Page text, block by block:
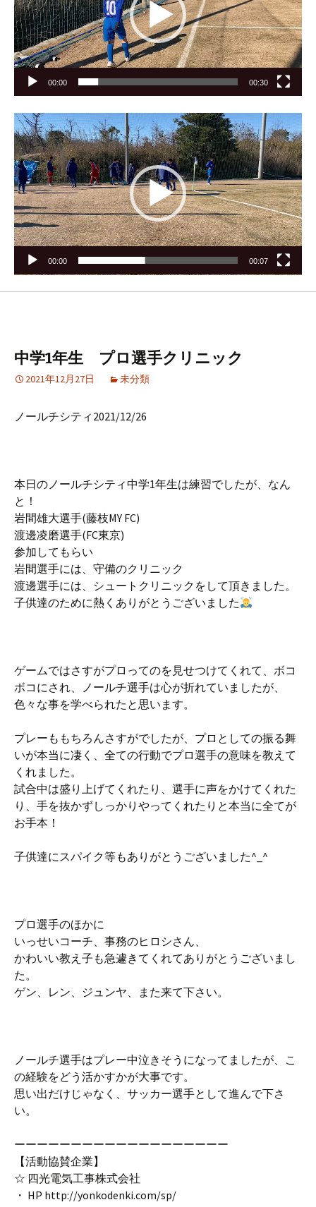
ー
ヤ
ー
00:00 00:30
動
画
プ
レ
ー
ヤ
ー
00:00 00:07
中学1年生 プロ選手クリニック
2021年12月27日 未分類
ノールチシティ2021/12/26
本日のノールチシティ中学1年生は練習でしたが、なん
と！
岩間雄大選手(藤枝MY FC)
渡邊凌磨選手(FC東京)
参加してもらい
岩間選手には、守備のクリニック
渡邊選手には、シュートクリニックをして頂きました。
子供達のために熱くありがとうございました
ゲームではさすがプロってのを見せつけてくれて、ボコ
ボコにされ、ノールチ選手は心が折れていましたが、
色々な事を学べられたと思います。
プレーももちろんさすがでしたが、プロとしての振る舞
いが本当に凄く、全ての行動でプロ選手の意味を教えて
くれました。
試合中は盛り上げてくれたり、選手に声をかけてくれた
り、手を抜かずしっかりやってくれたりと本当に全てが
お手本！
子供達にスパイク等もありがとうございました^_^
プロ選手のほかに
いっせいコーチ、事務のヒロシさん、
かわいい教え子も急遽きてくれてありがとうございまし
た。
ゲン、レン、ジュンヤ、また来て下さい。
ノールチ選手はプレー中泣きそうになってましたが、こ
の経験をどう活かすかが大事です。
思い出だけじゃなく、サッカー選手として進んで下さ
い。
ーーーーーーーーーーーーーーーーーーー
【活動協賛企業】
☆ 四光電気工事株式会社
・ HP http://yonkodenki.com/sp/